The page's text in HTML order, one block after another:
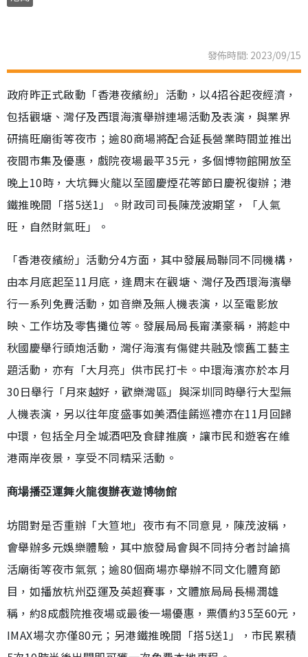
發佈時間: 2023/09/15
政府昨正式啟動「香港夜繽紛」活動，以4招谷起夜經濟，
包括觀塘、灣仔及西環海濱舉辦連場活動及表演，與業界
研搞旺廟街等夜市；逾80商場將配合延長營業時間並推出
夜間市集及優惠，戲院夜場最平35元，多個博物館開放至
晚上10時，大坑舞火龍以至國慶煙花等節日慶祝復辦；港
鐵推晚間「搭5送1」。財政司司長陳茂波期望，「人氣
旺，自然財氣旺」。
「香港夜繽紛」活動分4方面，其中發展局聯同不同機構，
由本月底起至11月底，逢周末在觀塘、灣仔及西環海濱舉
行一系列免費活動，如音樂及無人機表演，以至電影放
映、工作坊及零售攤位等。發展局局長甯漢豪稱，將趁中
秋國慶舉行頭炮活動，灣仔海濱有傷健共融及懷舊工藝主
題活動，亦有「大月亮」供市民打卡。中環海濱亦於本月
30日舉行「月來越好，歡樂灣區」與深圳同時舉行大型無
人機表演，另以往年度盛事如美酒佳餚巡禮亦在11月回歸
中環，包括全月全城酒吧及食肆推廣，讓市民和遊客在維
港兩岸夜景，享受不同精采活動。
商場播亞運舞火龍復辦夜遊博物館
坊間對是否重辦「大笪地」夜市有不同意見，陳茂波稱，
會舉辦多元娛樂體驗，其中旅發局會與不同持分者討論搞
活廟街等夜市氣氛；逾80個商場亦舉辦不同文化體育節
目，如播放杭州亞運及英超賽事，文體旅局局長楊潤雄
稱，約8成戲院推夜場或最後一場優惠，票價約35至60元，
IMAX場次亦僅80元；另港鐵推晚間「搭5送1」，市民累積